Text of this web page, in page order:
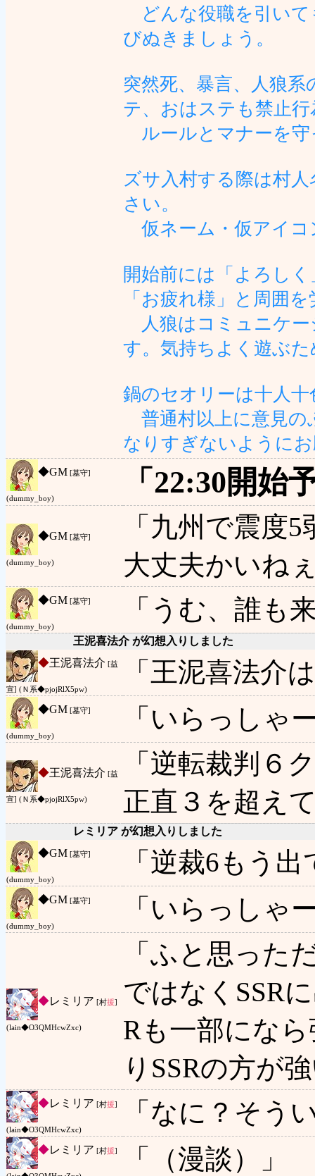
どんな役職を引いて
びぬきましょう。
突然死、暴言、人狼
テ、おはステも禁止
ルールとマナーを守
ズサ入村する際は村
さい。
仮ネーム・仮アイコ
開始前には「よろし
「お疲れ様」と周囲
人狼はコミュニケー
す。気持ちよく遊ぶ
鍋のセオリーは十人十
普通村以上に意見の
なりすぎないように
◆GM [墓守]
(dummy_boy) 「22:30開始
◆GM [墓守]
(dummy_boy)
「九州で震度
大丈夫かいね
◆GM [墓守]
(dummy_boy)
「うむ、誰も
王泥喜法介 が幻想入りしました
◆王泥喜法介 [益
宣] (Ｎ系◆pjojRlX5pw)
「王泥喜法介
◆GM [墓守]
(dummy_boy)
「いらっしゃ
◆王泥喜法介 [益
宣] (Ｎ系◆pjojRlX5pw)
「逆転裁判６
正直３を超え
レミリア が幻想入りしました
◆GM [墓守]
(dummy_boy)
「逆裁6もう
◆GM [墓守]
(dummy_boy)
「いらっしゃ
◆レミリア [村援]
(lain◆O3QMHcwZxc)
「ふと思った
ではなくSSR
Rも一部にな
りSSRの方が
◆レミリア [村援]
(lain◆O3QMHcwZxc)
「なに？そう
◆レミリア [村援] 「（漫談）」